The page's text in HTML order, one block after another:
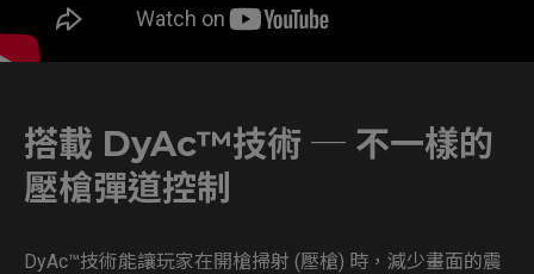
搭載 DyAc™技術 ─ 不一樣的
壓槍彈道控制
DyAc™技術能讓玩家在開槍掃射 (壓槍) 時，減少畫面的震